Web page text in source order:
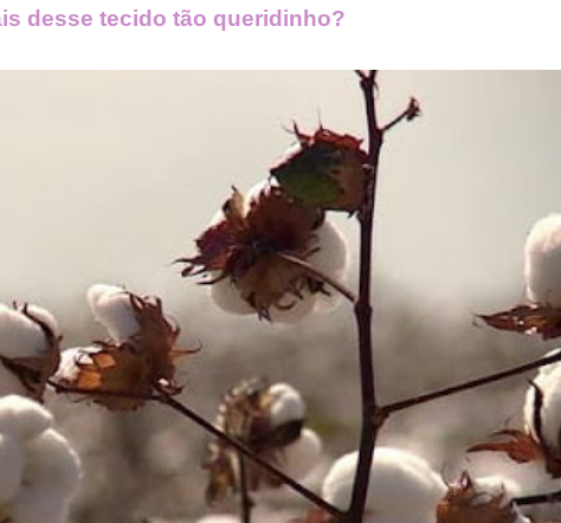
desse tecido tão queridinho?